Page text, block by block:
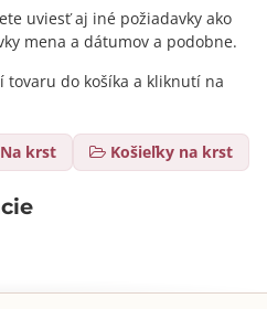
uviesť aj iné požiadavky ako
mena a dátumov a podobne.
tovaru do košíka a kliknutí na
Na krst Košieľky na krst